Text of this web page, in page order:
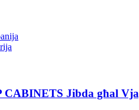
CABINETS Jibda għal